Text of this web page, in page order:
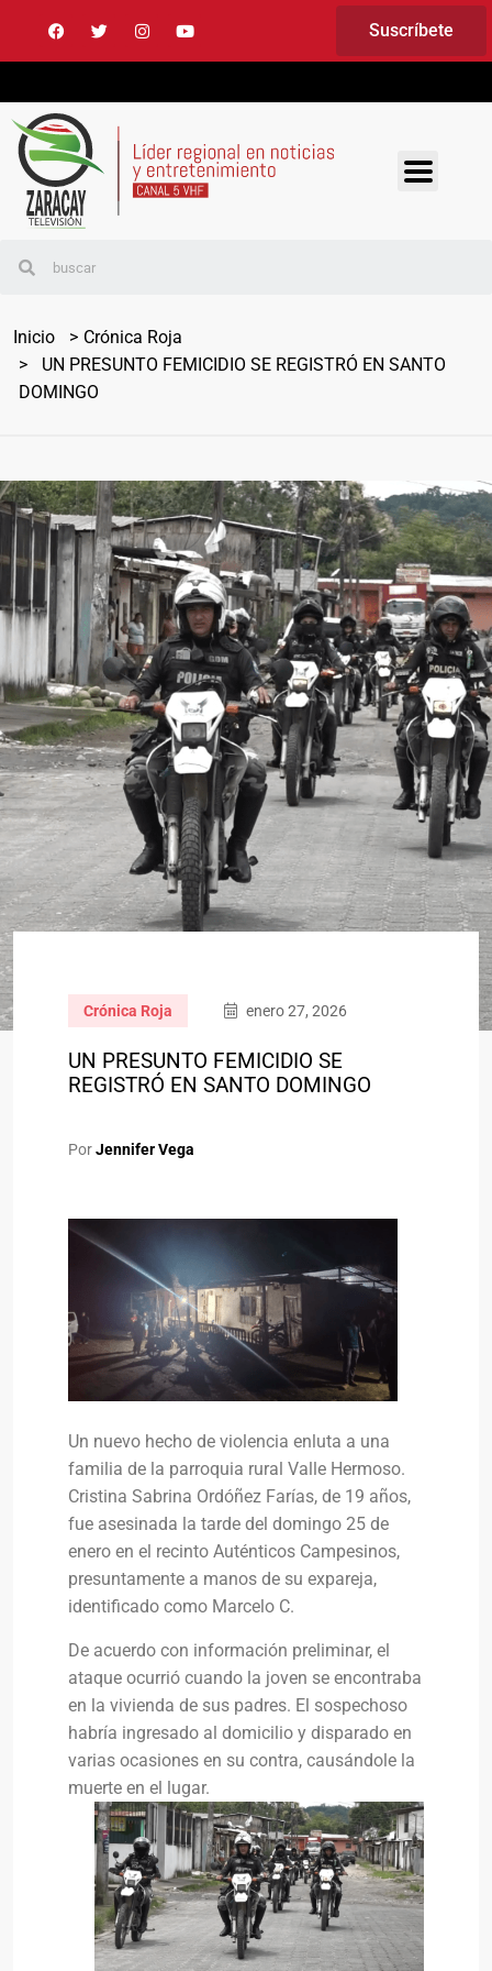
Suscríbete
Inicio
Crónica Roja
UN PRESUNTO FEMICIDIO SE REGISTRÓ EN SANTO
DOMINGO
Crónica Roja enero 27, 2026
UN PRESUNTO FEMICIDIO SE
REGISTRÓ EN SANTO DOMINGO
PorJennifer Vega
Un nuevo hecho de violencia enluta a una
familia de la parroquia rural Valle Hermoso.
Cristina Sabrina Ordóñez Farías, de 19 años,
fue asesinada la tarde del domingo 25 de
enero en el recinto Auténticos Campesinos,
presuntamente a manos de su expareja,
identificado como Marcelo C.
De acuerdo con información preliminar, el
ataque ocurrió cuando la joven se encontraba
en la vivienda de sus padres. El sospechoso
habría ingresado al domicilio y disparado en
varias ocasiones en su contra, causándole la
muerte en el lugar.